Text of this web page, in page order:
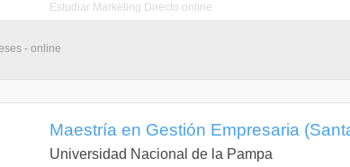
Estudiar Marketing Directo online
- online
Maestría en Gestión Empresaria
Universidad Nacional de la Pampa